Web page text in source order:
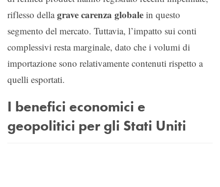
riflesso dellagrave carenza globale in questo
segmento del mercato. Tuttavia, l’impatto sui conti
complessivi resta marginale, dato che i volumi di
importazione sono relativamente contenuti rispetto a
quelli esportati.
I benefici economici e
geopolitici per gli Stati Uniti